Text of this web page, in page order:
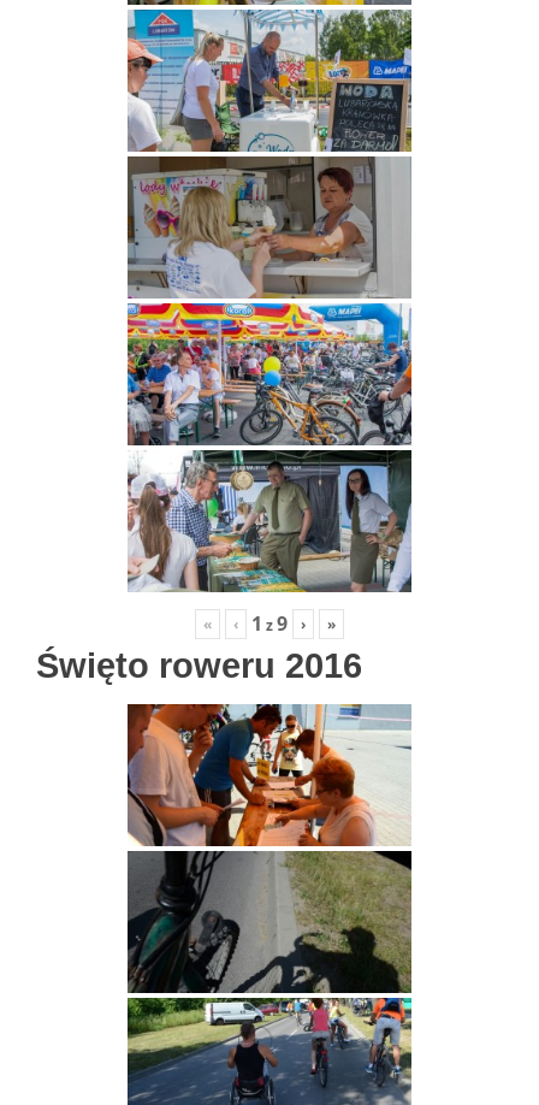
« ‹ 1 z9 › »
Święto roweru 2016